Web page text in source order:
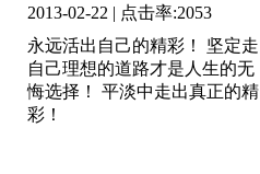
2013-02-22 | 点击率:2053
永远活出自己的精彩！ 坚定走
自己理想的道路才是人生的无
悔选择！ 平淡中走出真正的精
彩！